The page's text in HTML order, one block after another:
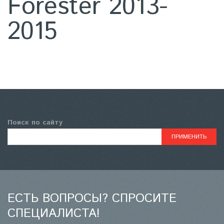
2015
Поиск по сайту
ЕСТЬ ВОПРОСЫ? СПРОСИТЕ
СПЕЦИАЛИСТА!